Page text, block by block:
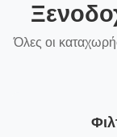
Όλες οι